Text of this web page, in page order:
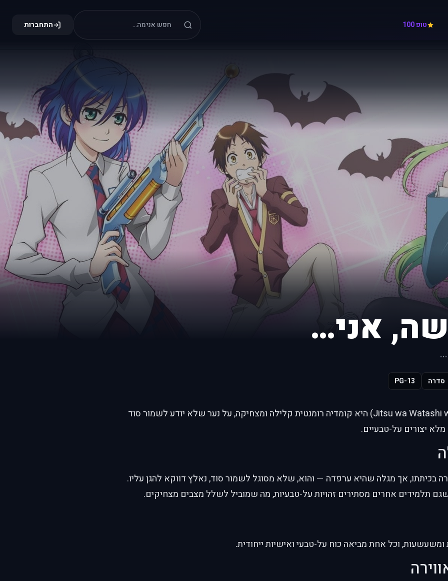
טופ 100 התחברות
אני…
סדרה PG-13
למעשה, אני… (Jitsu wa Watashi wa) היא קומדיה רומנטית קלילה ומצחיקה, על נער שלא יודע לשמור סוד
יצורים על-טבעיים.
בכיתתו, אך מגלה שהיא ערפדה — והוא, שלא מסוגל לשמור סוד, נאלץ דווקא להגן עליו.
תלמידים אחרים מסתירים זהויות על-טבעיות, מה שמוביל לשלל מצבים מצחיקים.
ומשעשעות, וכל אחת מביאה כוח על-טבעי ואישיות ייחודית.